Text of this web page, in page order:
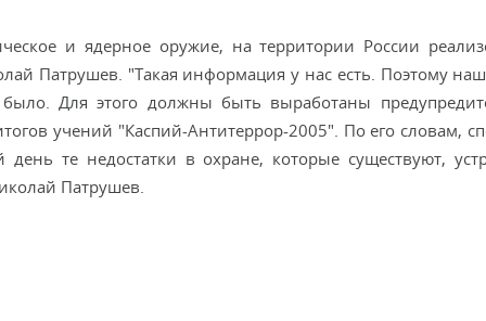
и ядерное оружие, на территории России
Патрушев. "Такая информация у нас есть. Поэтому
было. Для этого должны быть выработаны
учений "Каспий-Антитеррор-2005". По его словам,
те недостатки в охране, которые существуют,
Патрушев.